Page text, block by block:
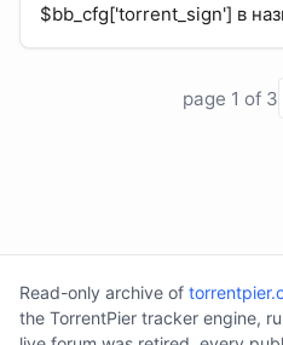
$bb_cfg['torrent_sign'] в
page 1 of 3
Read-only archive of
the TorrentPier tracker engine,